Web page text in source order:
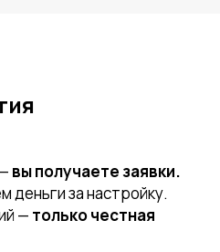
вы получаете заявки.
деньги за настройку.
— только честная